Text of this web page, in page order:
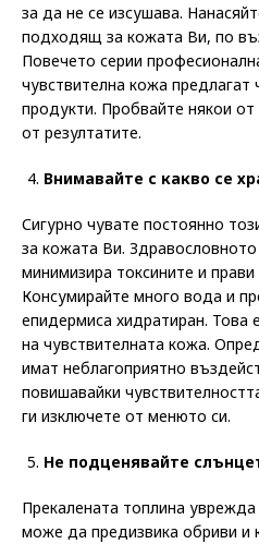
за да не се изсушава.
подходящ за кожата Ви, по
Повечето серии
чувствителна кожа
продукти. Пробвайте някои
от резултатите.
Внимавайте с какво се
Сигурно чувате постоянно
за кожата Ви.
минимизира токсините и
Консумирайте много вода и
епидермиса хидратиран. Това
на чувствителната кожа.
имат неблагоприятно
повишавайки
ги изключете от менюто си.
Не подценявайте
Прекалената топлина
може да предизвика обриви и